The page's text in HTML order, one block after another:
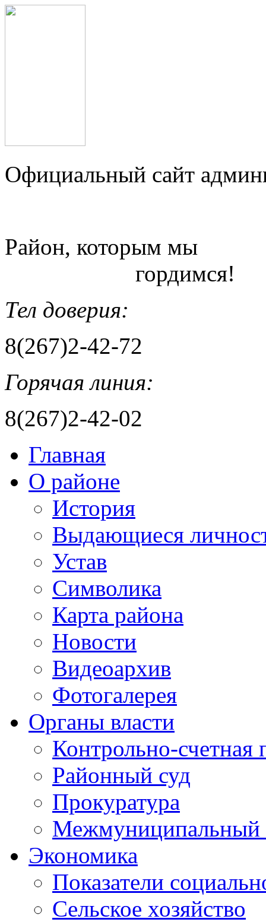
Официальный сайт
Район, которым мы
гордимся!
Тел доверия:
8(267)2-42-72
Горячая линия:
8(267)2-42-02
Главная
О районе
История
Выдающиеся
Устав
Символика
Карта района
Новости
Видеоархив
Фотогалерея
Органы власти
Контрольно-счетная
Районный суд
Прокуратура
Межмуниципальный
Экономика
Показатели
Сельское хозяйство